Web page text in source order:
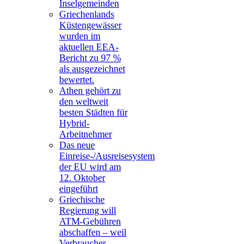
Inselgemeinden
Griechenlands
Küstengewässer
wurden im
aktuellen EEA-
Bericht zu 97 %
als ausgezeichnet
bewertet.
Athen gehört zu
den weltweit
besten Städten für
Hybrid-
Arbeitnehmer
Das neue
Einreise-/Ausreisesystem
der EU wird am
12. Oktober
eingeführt
Griechische
Regierung will
ATM-Gebühren
abschaffen – weil